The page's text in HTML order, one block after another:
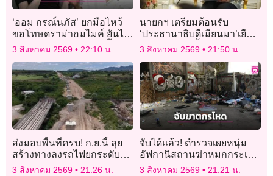
‘ออม กรณ์นภัส’ ยกมือไหว้
ขอโทษดราม่าอมไมค์ ยันไร้
เจตนาเสียมารยาทใส่ ‘กิ๊ก สุวั
3 สิงหาคม 2569 22:10 น.
นายกฯ เตรียมต้อนรับ
‘ประธานาธิบดีเมียนมา’เยือน
ไทย 6-7 ส.ค.นี้
3 สิงหาคม 2569 21:50 น.
ส่งมอบพื้นที่ครบ! ก.ย.นี้ ลุย
สร้างทางลงรถไฟยกระดับ
“มาบกะเบา-คลองขนานจิตร”
3 สิงหาคม 2569 21:26 น.
จับได้แล้ว! ตำรวจเผยหนุ่ม
อัฟกานิสถานฆ่าหมกกระเป๋า
หญิงอังกฤษ เหตุไม่พอใจ
3 สิงหาคม 2569 21:21 น.